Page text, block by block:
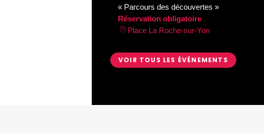
« Parcours des découvertes »
Réservation obligatoire
Place La Roche-sur-Yon
VOIR TOUS LES ÉVÉNEMENTS